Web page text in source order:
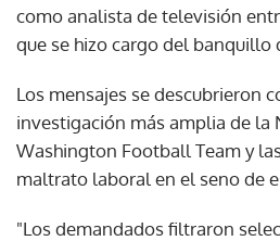
como analista de televisión
que se hizo cargo del banquillo
Los mensajes se descubrieron
investigación más amplia de la
Washington Football Team y
maltrato laboral en el seno de
"Los demandados filtraron